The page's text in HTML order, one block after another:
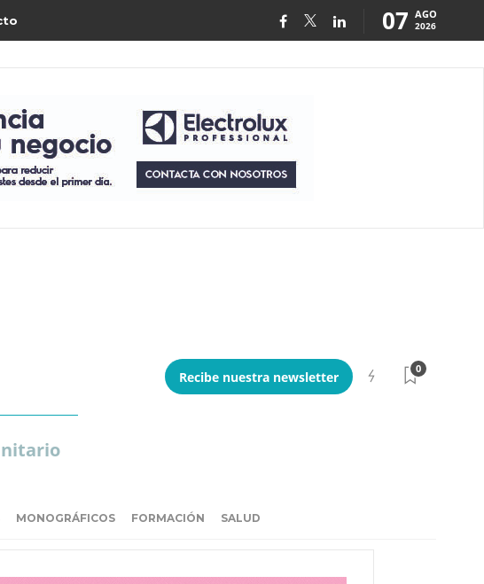
07 AGO
2026
Recibe nuestra newsletter
0
MONOGRÁFICOS FORMACIÓN SALUD